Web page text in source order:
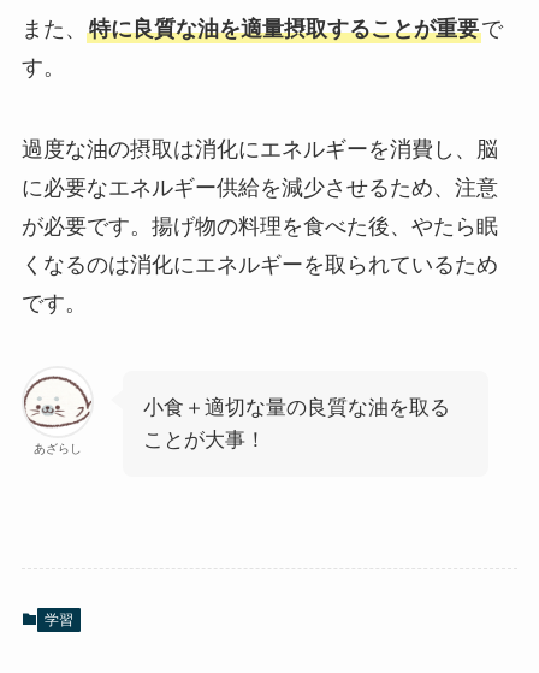
また、 特に良質な油を適量摂取することが重要で
す。
過度な油の摂取は消化にエネルギーを消費し、脳
に必要なエネルギー供給を減少させるため、注意
が必要です。揚げ物の料理を食べた後、やたら眠
くなるのは消化にエネルギーを取られているため
です。
あざらし
小食＋適切な量の良質な油を取る
ことが大事！
学習